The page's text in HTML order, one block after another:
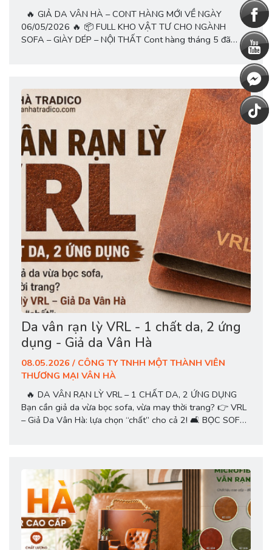
🔥 GIẢ DA VÂN HÀ – CONT HÀNG MỚI VỀ NGÀY
06/05/2026 🔥 📦 FULL KHO VẬT TƯ CHO NGÀNH
SOFA – GIÀY DÉP – NỘI THẤT Cont hàng tháng 5 đã
chính thức cập bến với hàng trăm mã da mới, màu sắc cực
đẹp, số lượng lớn, sẵn kho giao ngay toàn quốc 🚛 ✨ Tại...
Da vân rạn lỳ VRL - 1 chất da, 2 ứng
dụng - Giả da Vân Hà
08.05.2026 / CÔNG TY TNHH MỘT THÀNH VIÊN
THƯƠNG MẠI VÂN HÀ
🔥 DA VÂN RẠN LỲ VRL – 1 CHẤT DA, 2 ỨNG DỤNG
Bạn cần giả da vừa bọc sofa, vừa may thời trang? 👉 VRL
– Giả Da Vân Hà: lựa chọn “chất” cho cả 2! 🛋️ BỌC SOFA